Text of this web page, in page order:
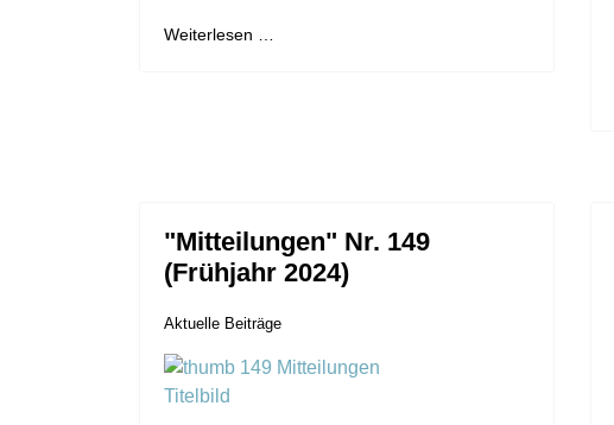
Weiterlesen …
"Mitteilungen" Nr. 149
(Frühjahr 2024)
Aktuelle Beiträge